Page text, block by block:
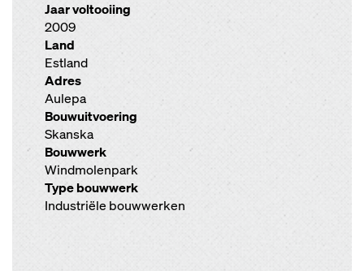
Jaar voltooiing
2009
Land
Estland
Adres
Aulepa
Bouwuitvoering
Skanska
Bouwwerk
Windmolenpark
Type bouwwerk
Industriële bouwwerken